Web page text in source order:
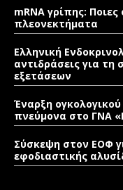
mRNA γρίπης:
πλεονεκτήματα
Ελληνική
αντιδράσεις για
εξετάσεων
Έναρξη
πνεύμονα στο ΓΝΑ
Σύσκεψη στον ΕΟΦ
εφοδιαστικής